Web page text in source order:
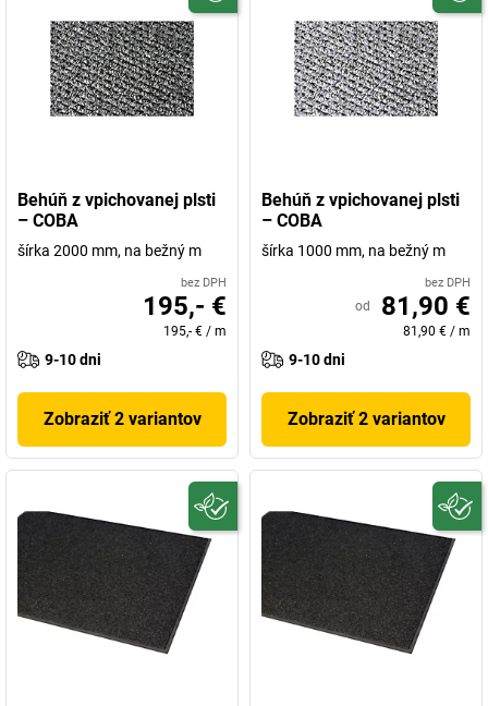
Behúň z vpichovanej plsti
– COBA
šírka 2000 mm, na bežný m
bez DPH
195,- €
195,- € / m
9-10 dni
Zobraziť 2 variantov
Behúň z vpichovanej plsti
– COBA
šírka 1000 mm, na bežný m
bez DPH
od 81,90 €
81,90 € / m
9-10 dni
Zobraziť 2 variantov